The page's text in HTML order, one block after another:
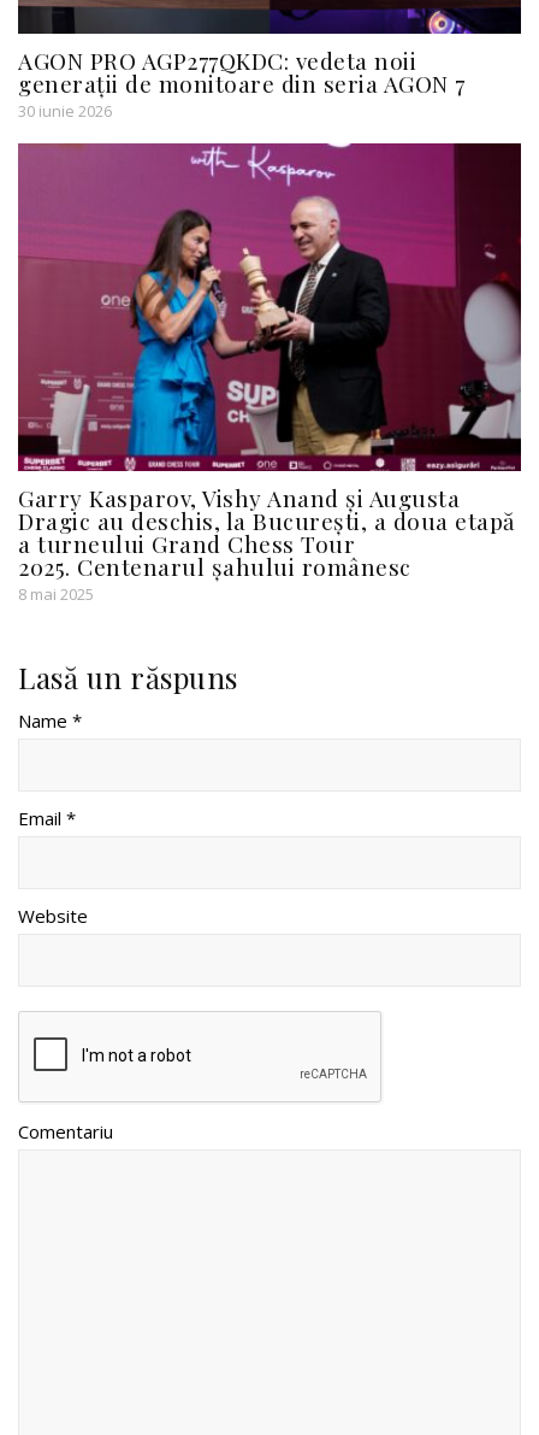
AGON PRO AGP277QKDC: vedeta noii
generații de monitoare din seria AGON 7
30 iunie 2026
Garry Kasparov, Vishy Anand și Augusta
Dragic au deschis, la București, a doua etapă
a turneului Grand Chess Tour
2025. Centenarul șahului românesc
8 mai 2025
Lasă un răspuns
Name *
Email *
Website
Comentariu